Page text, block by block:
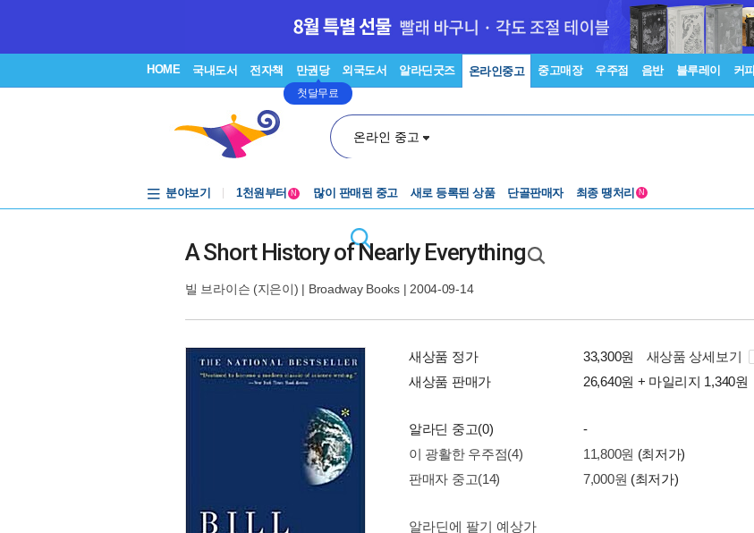
HOME 국내도서 전자책 만권당
첫달무료
외국도서 알라딘굿즈 온라인중고 중고매장 우주점 음반 블루레이 커피
온라인 중고
분야보기
중고음반
중고음반
N 많이 판매된 중고 새로 등록된 상품 단골판매자 최종 땡처리 N
A Short History of Nearly Everything
빌 브라이슨 (지은이) | Broadway Books| 2004-09-14
새상품 정가 33,300원
새상품 상세보기
새상품 판매가
26,640원 + 마일리지 1,340원
알라딘 중고(0)
-
이 광활한 우주점(4)
11,800원 (최저가)
판매자 중고(14)
7,000원 (최저가)
알라딘에 팔기 예상가